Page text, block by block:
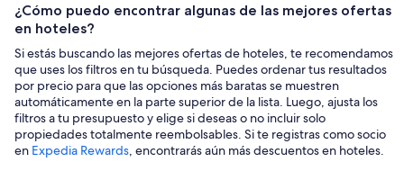
¿Cómo puedo encontrar algunas de las mejores ofertas
en hoteles?
Si estás buscando las mejores ofertas de hoteles, te recomendamos
que uses los filtros en tu búsqueda. Puedes ordenar tus resultados
por precio para que las opciones más baratas se muestren
automáticamente en la parte superior de la lista. Luego, ajusta los
filtros a tu presupuesto y elige si deseas o no incluir solo
propiedades totalmente reembolsables. Si te registras como socio
en Expedia Rewards, encontrarás aún más descuentos en hoteles.